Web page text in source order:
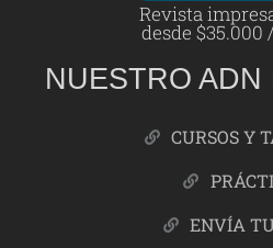
Revista
desde
NUESTRO ADN
CURSOS Y
ENVÍA